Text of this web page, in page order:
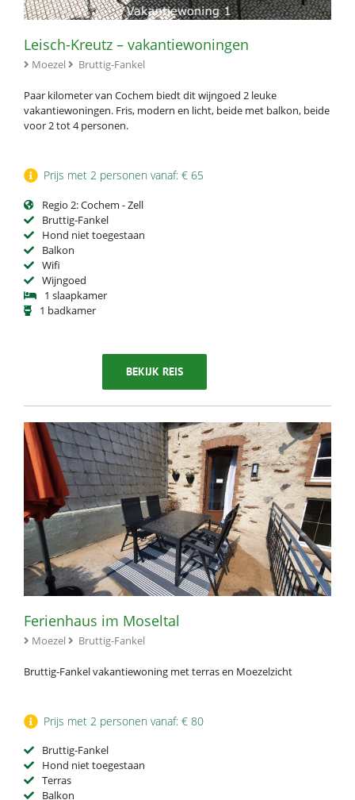
Leisch-Kreutz – vakantiewoningen
Moezel Bruttig-Fankel
Paar kilometer van Cochem biedt dit wijngoed 2 leuke
vakantiewoningen. Fris, modern en licht, beide met balkon, beide
voor 2 tot 4 personen.
Prijs met 2 personen vanaf: € 65
Regio 2: Cochem - Zell
Bruttig-Fankel
Hond niet toegestaan
Balkon
Wifi
Wijngoed
1 slaapkamer
1 badkamer
BEKIJK REIS
Ferienhaus im Moseltal
Moezel Bruttig-Fankel
Bruttig-Fankel vakantiewoning met terras en Moezelzicht
Prijs met 2 personen vanaf: € 80
Bruttig-Fankel
Hond niet toegestaan
Terras
Balkon